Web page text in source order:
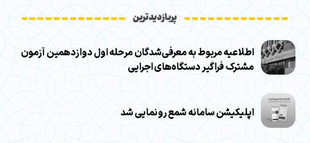
پربازدیدترین
اطلاعیه مربوط به معرفی‌شدگان مرحله اول دوازدهمین آزمون
مشترک فراگیر دستگاه‌های اجرایی
اپلیکیشن سامانه شمع رونمایی شد